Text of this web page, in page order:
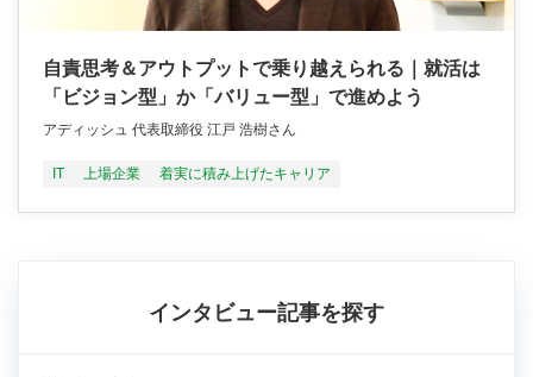
自責思考＆アウトプットで乗り越えられる｜就活は
「ビジョン型」か「バリュー型」で進めよう
アディッシュ 代表取締役 江戸 浩樹さん
IT 上場企業 着実に積み上げたキャリア
インタビュー記事を探す